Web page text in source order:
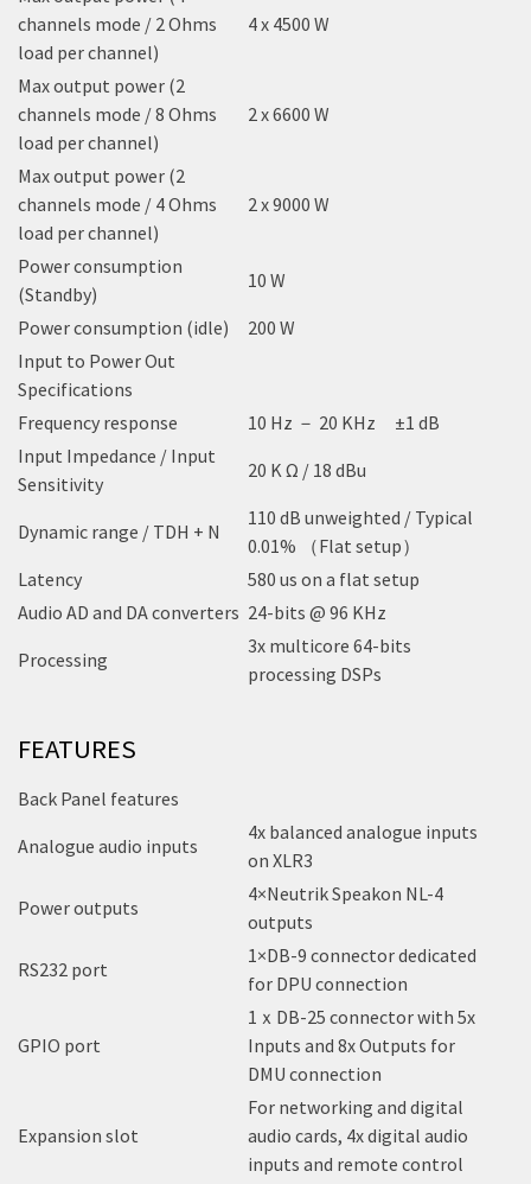
channels mode / 2 Ohms
load per channel)
4 x 4500 W
Max output power (2
channels mode / 8 Ohms
load per channel)
2 x 6600 W
Max output power (2
channels mode / 4 Ohms
load per channel)
2 x 9000 W
Power consumption
(Standby)
10 W
Power consumption (idle)
200 W
Input to Power Out
Specifications
Frequency response
10 Hz － 20 KHz ±1 dB
Input Impedance / Input
Sensitivity
20 K Ω / 18 dBu
Dynamic range / TDH + N
110 dB unweighted / Typical
0.01% （Flat setup）
Latency
580 us on a flat setup
Audio AD and DA converters 24-bits @ 96 KHz
Processing
3x multicore 64-bits
processing DSPs
FEATURES
Back Panel features
Analogue audio inputs
4x balanced analogue inputs
on XLR3
Power outputs
4×Neutrik Speakon NL-4
outputs
RS232 port
1×DB-9 connector dedicated
for DPU connection
GPIO port
1ｘDB-25 connector with 5x
Inputs and 8x Outputs for
DMU connection
Expansion slot
For networking and digital
audio cards, 4x digital audio
inputs and remote control